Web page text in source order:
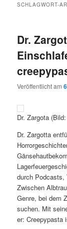
SCHLAGWORT-
Dr.
Veröffentlicht am
Dr. Zargota
Dr. Zargotta
durch Podcasts,
Zwischen
Genre, bei dem
suchen. Mit
er: Creepypasta